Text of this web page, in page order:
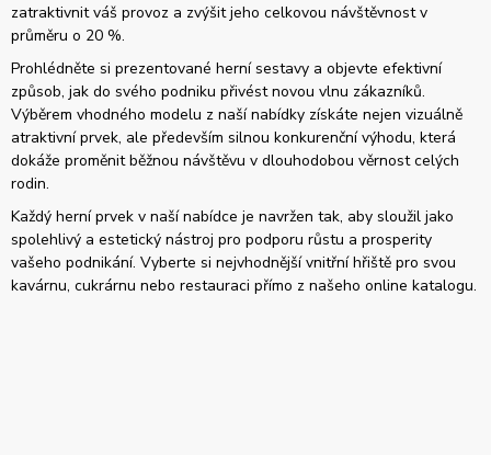
zatraktivnit váš provoz a zvýšit jeho celkovou návštěvnost v
průměru o 20 %.
Prohlédněte si prezentované herní sestavy a objevte efektivní
způsob, jak do svého podniku přivést novou vlnu zákazníků.
Výběrem vhodného modelu z naší nabídky získáte nejen vizuálně
atraktivní prvek, ale především silnou konkurenční výhodu, která
dokáže proměnit běžnou návštěvu v dlouhodobou věrnost celých
rodin.
Každý herní prvek v naší nabídce je navržen tak, aby sloužil jako
spolehlivý a estetický nástroj pro podporu růstu a prosperity
vašeho podnikání. Vyberte si nejvhodnější vnitřní hřiště pro svou
kavárnu, cukrárnu nebo restauraci přímo z našeho online katalogu.